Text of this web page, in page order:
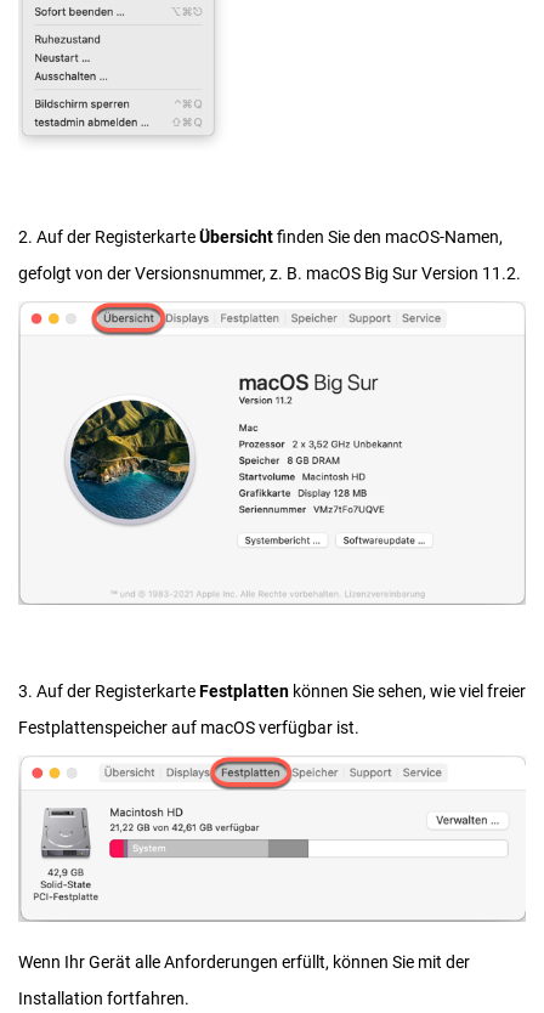
2. Auf der RegisterkarteÜbersichtfinden Sie den macOS-Namen,
gefolgt von der Versionsnummer, z. B. macOS Big Sur Version 11.2.
3. Auf der RegisterkarteFestplatten können Sie sehen, wie viel freier
Festplattenspeicher auf macOS verfügbar ist.
Wenn Ihr Gerät alle Anforderungen erfüllt, können Sie mit der
Installation fortfahren.